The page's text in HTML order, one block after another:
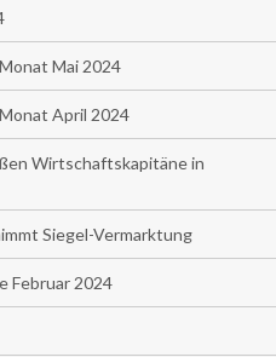
Mai 2024
April 2024
Wirtschaftskapitäne in
Siegel-Vermarktung
Februar 2024